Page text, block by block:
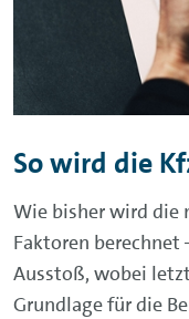
So wird die
Wie bisher wird die
Faktoren berechnet
Ausstoß, wobei
Grundlage für die